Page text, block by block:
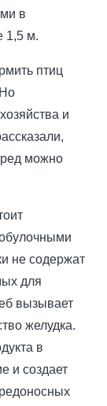
в
1,5 м.
птиц
и
можно
не содержат
для
вызывает
желудка.
в
и создает